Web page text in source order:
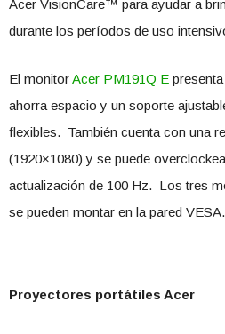
Acer VisionCare™ para ayudar a
durante los períodos de uso
El monitorAcer PM191Q E
ahorra espacio y un soporte
flexibles. También cuenta con una
(1920×1080) y se puede
actualización de 100 Hz. Los tres
se pueden montar en la pared
Proyectores portátiles Acer